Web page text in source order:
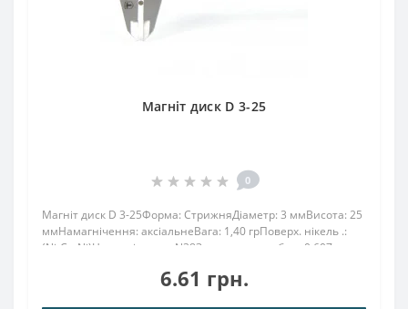
Магніт диск D 3-25
0
Магніт диск D 3-25Форма: СтрижняДіаметр: 3 ммВисота: 25
ммНамагнічення: аксіальнеВага: 1,40 грПоверх. нікель .:
(Ni-Cu-Ni)Намагнічення: N38Зчеплення прибл .: 0,607
6.61 грн.